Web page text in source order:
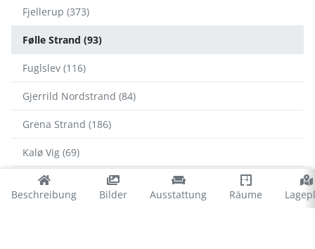
Beschreibung Bilder Ausstattung Räume
Fjellerup (373)
Følle Strand (93)
Fuglslev (116)
Gjerrild Nordstrand (84)
Grena Strand (186)
Kalø Vig (69)
Lystrup Strand (8)